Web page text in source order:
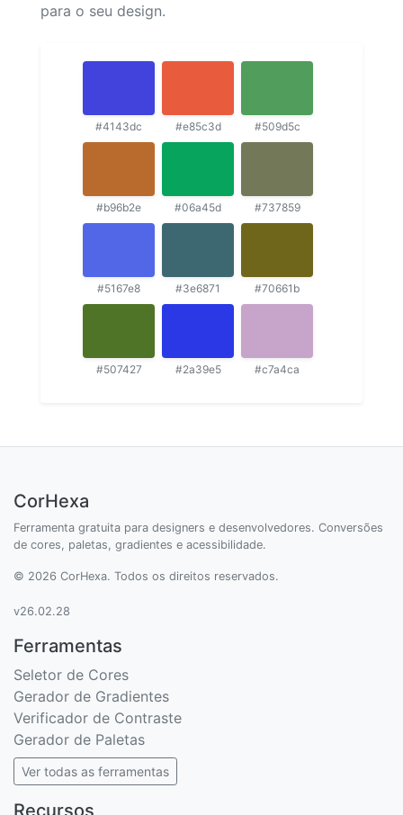
para o seu design.
#4143dc #e85c3d #509d5c
#b96b2e #06a45d #737859
#5167e8 #3e6871 #70661b
#507427 #2a39e5 #c7a4ca
CorHexa
Ferramenta gratuita para designers e desenvolvedores. Conversões
de cores, paletas, gradientes e acessibilidade.
© 2026 CorHexa. Todos os direitos reservados.
v26.02.28
Ferramentas
Seletor de Cores
Gerador de Gradientes
Verificador de Contraste
Gerador de Paletas
Ver todas as ferramentas
Recursos